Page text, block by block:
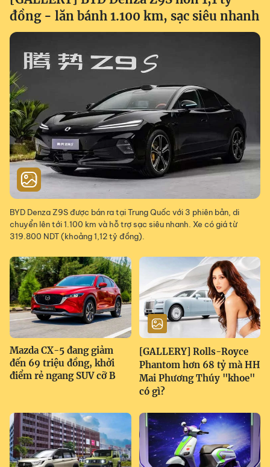
đồng - lăn bánh 1.100 km, sạc siêu nhanh
BYD Denza Z9S được bán ra tại Trung Quốc với 3 phiên bản, di
chuyển lên tới 1.100 km và hỗ trợ sạc siêu nhanh. Xe có giá từ
319.800 NDT (khoảng 1,12 tỷ đồng).
Mazda CX-5 đang giảm
đến 69 triệu đồng, khởi
điểm rẻ ngang SUV cỡ B
[GALLERY] Rolls-Royce
Phantom hơn 68 tỷ mà HH
Mai Phương Thúy "khoe"
có gì?